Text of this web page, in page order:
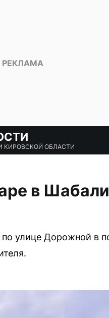
КИРОВСКОЙ ОБЛАСТИ
в
улице Дорожной в